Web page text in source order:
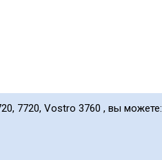
7720, Vostro 3760 , вы можете: